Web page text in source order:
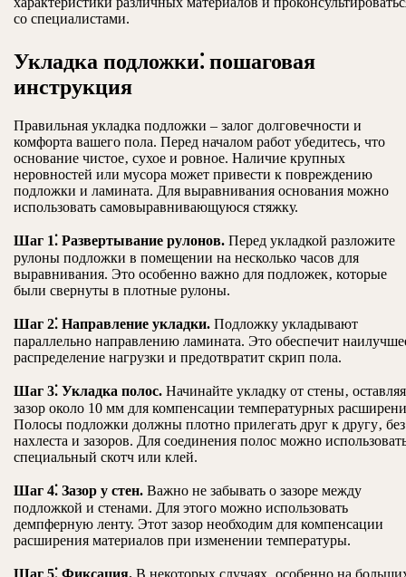
со специалистами.
Укладка подложки⁚ пошаговая
инструкция
Правильная укладка подложки – залог долговечности и
комфорта вашего пола. Перед началом работ убедитесь‚ что
основание чистое‚ сухое и ровное. Наличие крупных
неровностей или мусора может привести к повреждению
подложки и ламината. Для выравнивания основания можно
использовать самовыравнивающуюся стяжку.
Шаг 1⁚ Развертывание рулонов. Перед укладкой разложите
рулоны подложки в помещении на несколько часов для
выравнивания. Это особенно важно для подложек‚ которые
были свернуты в плотные рулоны.
Шаг 2⁚ Направление укладки. Подложку укладывают
параллельно направлению ламината. Это обеспечит
распределение нагрузки и предотвратит скрип пола.
Шаг 3⁚ Укладка полос. Начинайте укладку от стены‚ оставляя
зазор около 10 мм для компенсации температурных
Полосы подложки должны плотно прилегать друг к другу‚ без
нахлеста и зазоров. Для соединения полос можно
специальный скотч или клей.
Шаг 4⁚ Зазор у стен. Важно не забывать о зазоре между
подложкой и стенами. Для этого можно использовать
демпферную ленту. Этот зазор необходим для компенсации
расширения материалов при изменении температуры.